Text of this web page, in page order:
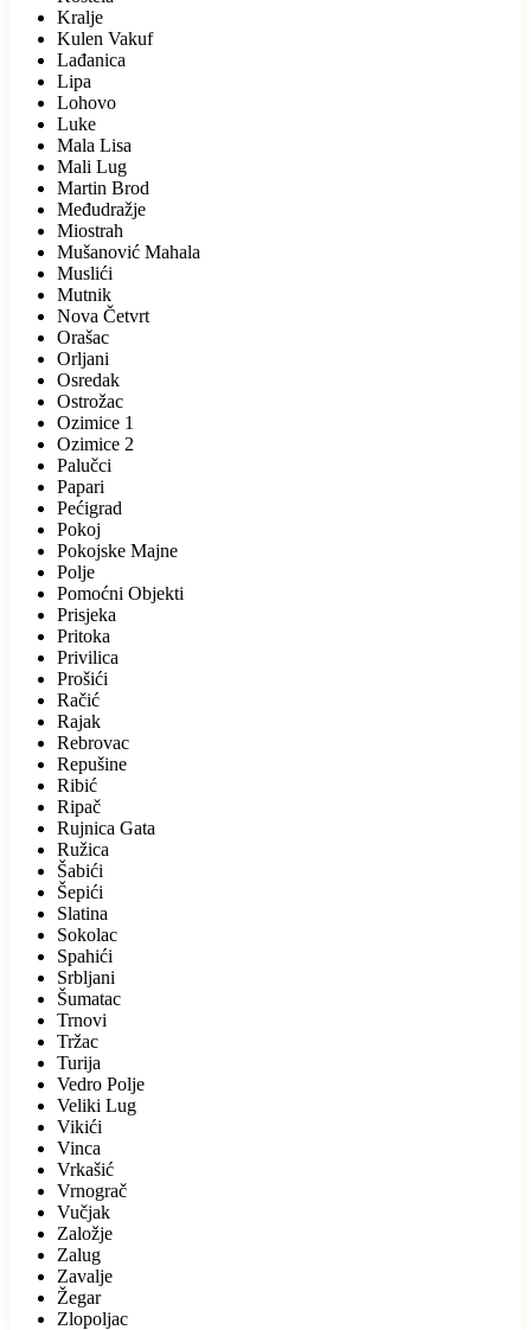
Kralje
Kulen Vakuf
Lađanica
Lipa
Lohovo
Luke
Mala Lisa
Mali Lug
Martin Brod
Međudražje
Miostrah
Mušanović Mahala
Muslići
Mutnik
Nova Četvrt
Orašac
Orljani
Osredak
Ostrožac
Ozimice 1
Ozimice 2
Palučci
Papari
Pećigrad
Pokoj
Pokojske Majne
Polje
Pomoćni Objekti
Prisjeka
Pritoka
Privilica
Prošići
Račić
Rajak
Rebrovac
Repušine
Ribić
Ripač
Rujnica Gata
Ružica
Šabići
Šepići
Slatina
Sokolac
Spahići
Srbljani
Šumatac
Trnovi
Tržac
Turija
Vedro Polje
Veliki Lug
Vikići
Vinca
Vrkašić
Vrnograč
Vučjak
Založje
Zalug
Zavalje
Žegar
Zlopoljac